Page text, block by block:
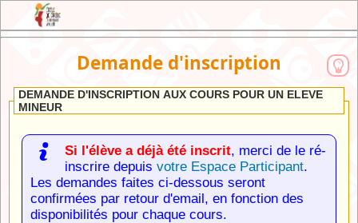
JEX : l'Extranet de l'Ecole de Cirque du
Brabant Wallon
Demande d'inscription
DEMANDE D'INSCRIPTION AUX COURS POUR UN ELEVE
MINEUR
Si l'élève a déjà été inscrit, merci de le ré-
inscrire depuisvotre Espace Participant.
Les demandes faites ci-dessous seront
confirmées par retour d'email, en fonction des
disponibilités pour chaque cours.